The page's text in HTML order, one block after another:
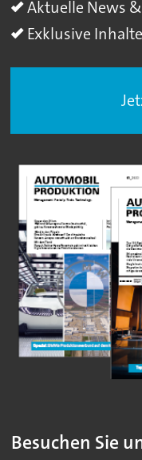
Aktuelle News
Exklusive Inhalte
Besuchen Sie